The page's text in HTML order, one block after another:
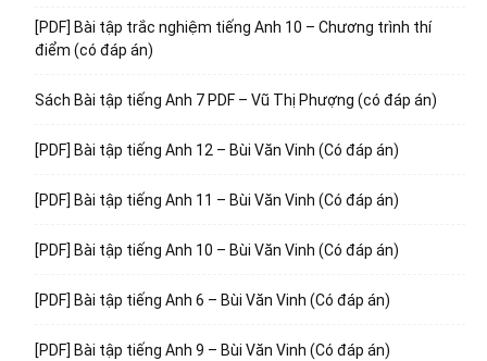
[PDF] Bài tập trắc nghiệm tiếng Anh 10 – Chương trình thí
điểm (có đáp án)
Sách Bài tập tiếng Anh 7 PDF – Vũ Thị Phượng (có đáp án)
[PDF] Bài tập tiếng Anh 12 – Bùi Văn Vinh (Có đáp án)
[PDF] Bài tập tiếng Anh 11 – Bùi Văn Vinh (Có đáp án)
[PDF] Bài tập tiếng Anh 10 – Bùi Văn Vinh (Có đáp án)
[PDF] Bài tập tiếng Anh 6 – Bùi Văn Vinh (Có đáp án)
[PDF] Bài tập tiếng Anh 9 – Bùi Văn Vinh (Có đáp án)